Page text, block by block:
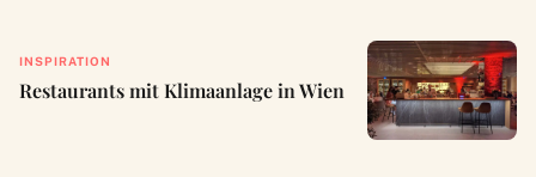
INSPIRATION
Restaurants mit Klimaanlage in Wien